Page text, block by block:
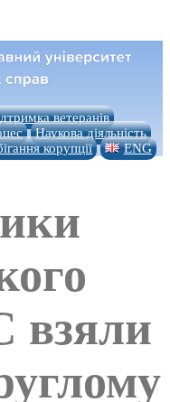
ветеранів
Наукова діяльність
корупції ENG
взяли